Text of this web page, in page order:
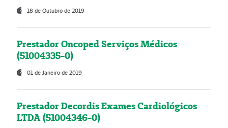
18 de Outubro de 2019
Prestador Oncoped Serviços Médicos
(51004335-0)
01 de Janeiro de 2019
Prestador Decordis Exames Cardiológicos
LTDA (51004346-0)